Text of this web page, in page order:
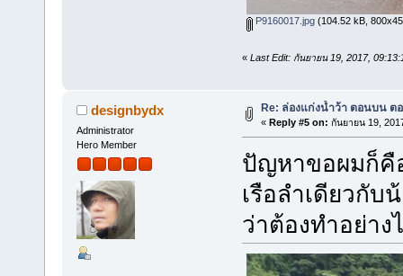
P9160017.jpg(104.52 kB,
« Last Edit: กันยายน 19, 2017,
designbydx
Administrator
Hero Member
Re: ล่องแก่งน้ำว้า ตอนบน ต
« Reply #5 on: กันยายน 19,
ปัญหาขอผมก็คื
เรือลำเดียวกับ
ว่าต้องทำอย่าง